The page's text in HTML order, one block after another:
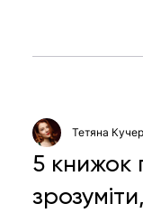
5 книжок
Тетяна Кучер